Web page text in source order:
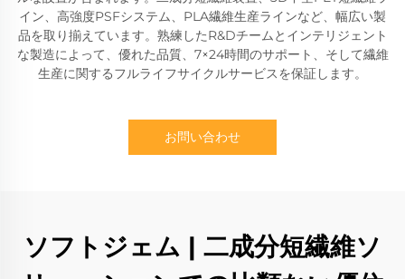
イン、高強度PSFシステム、PLA繊維生産ラインなど、幅広い製
品を取り揃えています。熟練したR&Dチームとインテリジェント
な製造によって、優れた品質、7×24時間のサポート、そして繊維
生産に関するフルライフサイクルサービスを保証します。
お問い合わせ
ソフトジェム | 二成分短繊維ソ